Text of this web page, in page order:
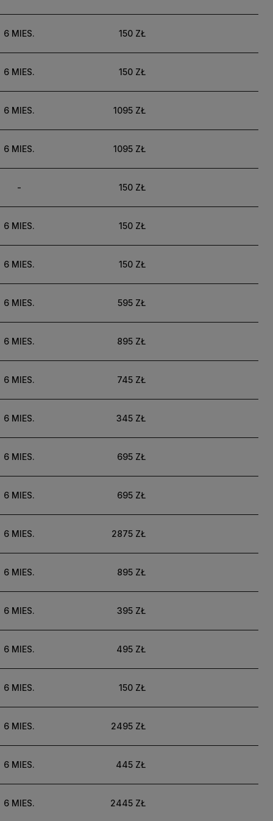
6 MIES. 150 ZŁ
6 MIES. 150 ZŁ
6 MIES. 1095 ZŁ
6 MIES. 1095 ZŁ
- 150 ZŁ
6 MIES. 150 ZŁ
6 MIES. 150 ZŁ
6 MIES. 595 ZŁ
6 MIES. 895 ZŁ
6 MIES. 745 ZŁ
6 MIES. 345 ZŁ
6 MIES. 695 ZŁ
6 MIES. 695 ZŁ
6 MIES. 2875 ZŁ
6 MIES. 895 ZŁ
6 MIES. 395 ZŁ
6 MIES. 495 ZŁ
6 MIES. 150 ZŁ
6 MIES. 2495 ZŁ
6 MIES. 445 ZŁ
6 MIES. 2445 ZŁ